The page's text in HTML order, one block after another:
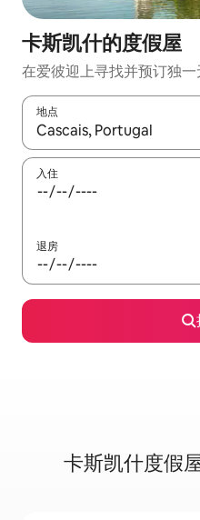
卡斯凯什的度假屋
在爱彼迎上寻找并预订独
地点
如有搜索结果，请使用上下
入住
退房
卡斯凯什度假